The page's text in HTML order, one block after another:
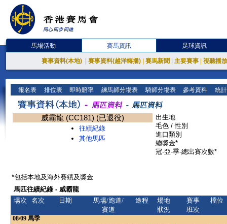
馬場活動 賽馬資訊 足球資訊
賽事資料(本地) 賽事資料(越洋轉播) 賽馬新聞 主要賽事 視聽播
報名表 排位表 即時賠率 練馬師分場表 騎師分場表 參考資料 統
威霸龍 (CC181) (已退役)
往績紀錄
其他馬匹
出生地
毛色 / 性別
進口類別
總獎金*
冠-亞-季-總出賽次數*
*包括本地及海外賽績及獎金
馬匹往績紀錄 - 威霸龍
場次
名次 日期
馬場/跑道/
賽道
途程
場地
狀況
賽事
班次
檔位
08/09 馬季